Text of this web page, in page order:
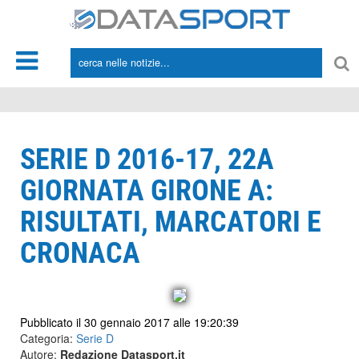
SERIE D 2016-17, 22A
GIORNATA GIRONE A:
RISULTATI, MARCATORI E
CRONACA
Pubblicato il 30 gennaio 2017 alle 19:20:39
Categoria: Serie D
Autore: Redazione Datasport.it